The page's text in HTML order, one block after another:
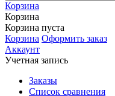
Корзина
Корзина
Корзина пуста
Корзина Оформить заказ
Аккаунт
Учетная запись
Заказы
Список сравнения